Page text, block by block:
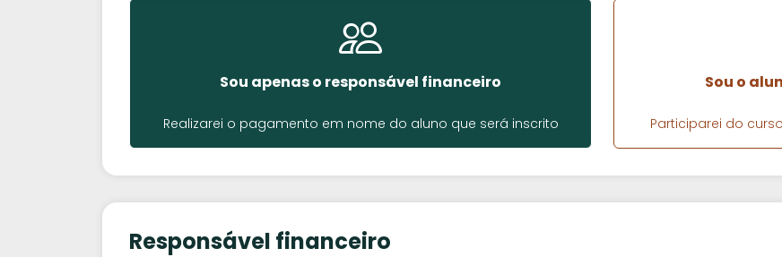
Sou apenas o responsável financeiro
Realizarei o pagamento em nome do aluno que será inscrito
Sou o
Participarei do
Responsável financeiro